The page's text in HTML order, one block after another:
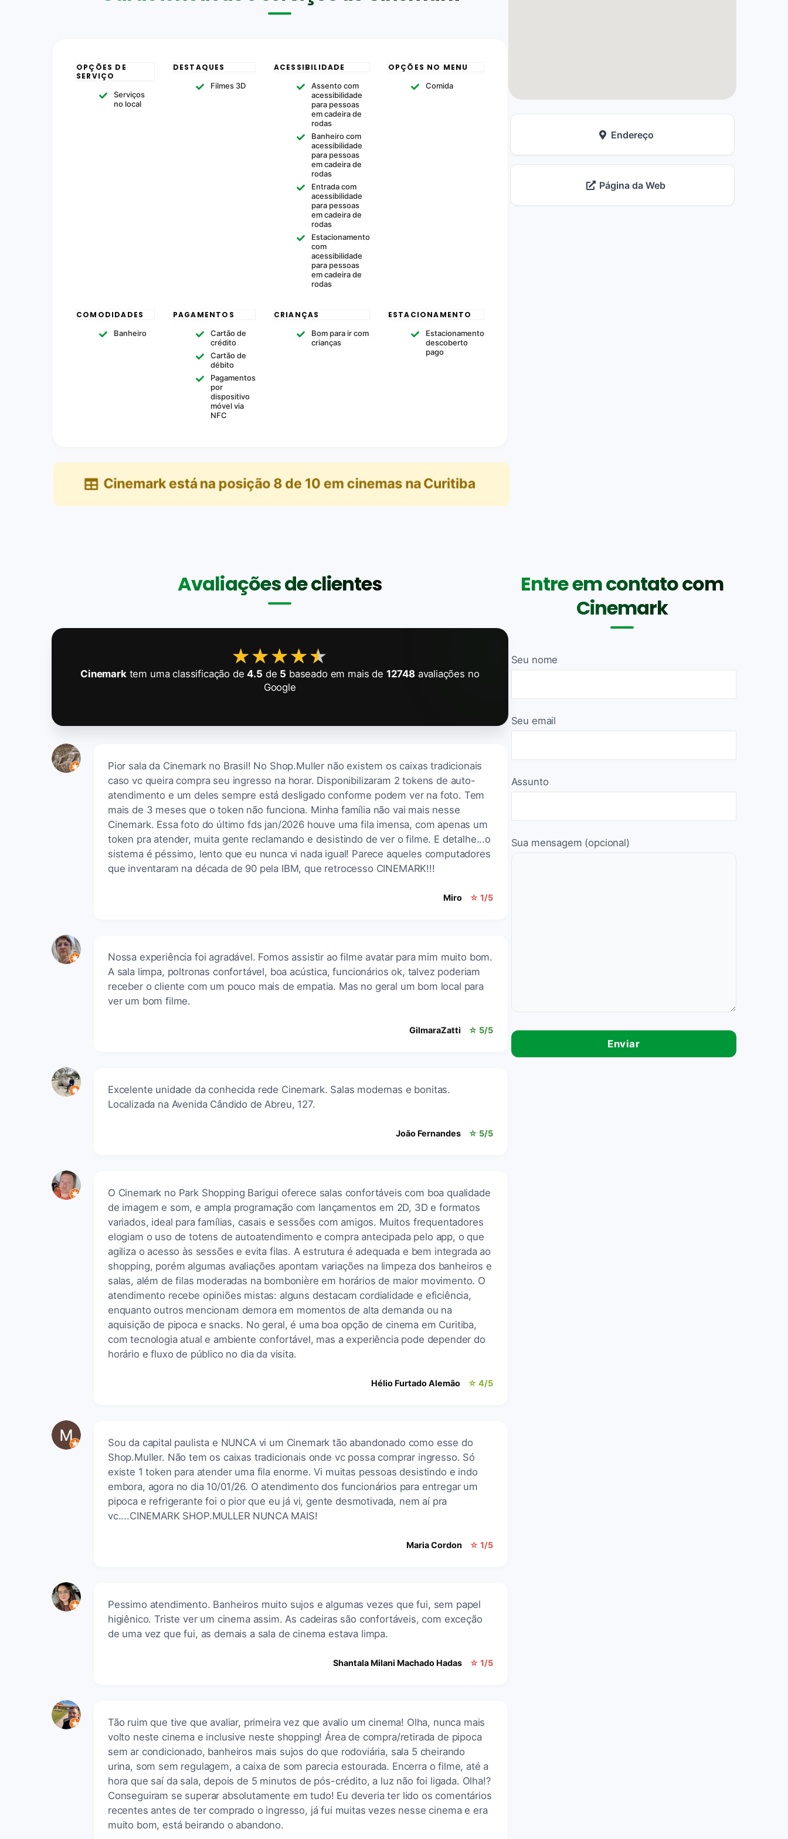
OPÇÕES DE
SERVIÇO
Serviços
no local
DESTAQUES
Filmes 3D
ACESSIBILIDADE
Assento com
acessibilidade
para pessoas
em cadeira de
rodas
Banheiro com
acessibilidade
para pessoas
em cadeira de
rodas
Entrada com
acessibilidade
para pessoas
em cadeira de
rodas
Estacionamento
com
acessibilidade
para pessoas
em cadeira de
rodas
OPÇÕES NO MENU
Comida
COMODIDADES
Banheiro
PAGAMENTOS
Cartão de
crédito
Cartão de
débito
Pagamentos
por
dispositivo
móvel via
NFC
CRIANÇAS
Bom para ir com
crianças
ESTACIONAMENTO
Estacionamento
descoberto
pago
Cinemark está na posição 8 de 10 em cinemas na Curitiba
Endereço
Página da Web
Avaliações de clientes
★★★★★
★★★★★
Cinemarktem uma classificação de4.5 de 5 baseado em mais de 12748avaliações no
Google
Pior sala da Cinemark no Brasil! No Shop.Muller não existem os caixas tradicionais
caso vc queira compra seu ingresso na horar. Disponibilizaram 2 tokens de auto-
atendimento e um deles sempre está desligado conforme podem ver na foto. Tem
mais de 3 meses que o token não funciona. Minha família não vai mais nesse
Cinemark. Essa foto do último fds jan/2026 houve uma fila imensa, com apenas um
token pra atender, muita gente reclamando e desistindo de ver o filme. E detalhe...o
sistema é péssimo, lento que eu nunca vi nada igual! Parece aqueles computadores
que inventaram na década de 90 pela IBM, que retrocesso CINEMARK!!!
Miro ☆ 1/5
Nossa experiência foi agradável. Fomos assistir ao filme avatar para mim muito bom.
A sala limpa, poltronas confortável, boa acústica, funcionários ok, talvez poderiam
receber o cliente com um pouco mais de empatia. Mas no geral um bom local para
ver um bom filme.
GilmaraZatti ☆ 5/5
Excelente unidade da conhecida rede Cinemark. Salas modernas e bonitas.
Localizada na Avenida Cândido de Abreu, 127.
João Fernandes ☆ 5/5
O Cinemark no Park Shopping Barigui oferece salas confortáveis com boa qualidade
de imagem e som, e ampla programação com lançamentos em 2D, 3D e formatos
variados, ideal para famílias, casais e sessões com amigos. Muitos frequentadores
elogiam o uso de totens de autoatendimento e compra antecipada pelo app, o que
agiliza o acesso às sessões e evita filas. A estrutura é adequada e bem integrada ao
shopping, porém algumas avaliações apontam variações na limpeza dos banheiros e
salas, além de filas moderadas na bombonière em horários de maior movimento. O
atendimento recebe opiniões mistas: alguns destacam cordialidade e eficiência,
enquanto outros mencionam demora em momentos de alta demanda ou na
aquisição de pipoca e snacks. No geral, é uma boa opção de cinema em Curitiba,
com tecnologia atual e ambiente confortável, mas a experiência pode depender do
horário e fluxo de público no dia da visita.
Hélio Furtado Alemão ☆ 4/5
Sou da capital paulista e NUNCA vi um Cinemark tão abandonado como esse do
Shop.Muller. Não tem os caixas tradicionais onde vc possa comprar ingresso. Só
existe 1 token para atender uma fila enorme. Vi muitas pessoas desistindo e indo
embora, agora no dia 10/01/26. O atendimento dos funcionários para entregar um
pipoca e refrigerante foi o pior que eu já vi, gente desmotivada, nem aí pra
vc....CINEMARK SHOP.MULLER NUNCA MAIS!
Maria Cordon ☆ 1/5
Pessimo atendimento. Banheiros muito sujos e algumas vezes que fui, sem papel
higiênico. Triste ver um cinema assim. As cadeiras são confortáveis, com exceção
de uma vez que fui, as demais a sala de cinema estava limpa.
Shantala Milani Machado Hadas ☆ 1/5
Tão ruim que tive que avaliar, primeira vez que avalio um cinema! Olha, nunca mais
volto neste cinema e inclusive neste shopping! Área de compra/retirada de pipoca
sem ar condicionado, banheiros mais sujos do que rodoviária, sala 5 cheirando
urina, som sem regulagem, a caixa de som parecia estourada. Encerra o filme, até a
hora que saí da sala, depois de 5 minutos de pós-crédito, a luz não foi ligada. Olha!?
Conseguiram se superar absolutamente em tudo! Eu deveria ter lido os comentários
recentes antes de ter comprado o ingresso, já fui muitas vezes nesse cinema e era
muito bom, está beirando o abandono.
Entre em contato com
Cinemark
Seu nome
Seu email
Assunto
Sua mensagem (opcional)